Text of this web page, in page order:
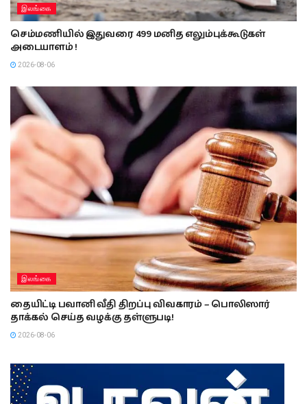
இலங்கை
செம்மணியில் இதுவரை 499 மனித எலும்புக்கூடுகள்
அடையாளம் !
2026-08-06
இலங்கை
தையிட்டி பவானி வீதி திறப்பு விவகாரம் – பொலிஸார்
தாக்கல் செய்த வழக்கு தள்ளுபடி!
2026-08-06